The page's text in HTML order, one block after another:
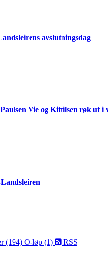
avslutningsdag
Vie og Kittilsen røk ut i
(194) O-løp (1) RSS